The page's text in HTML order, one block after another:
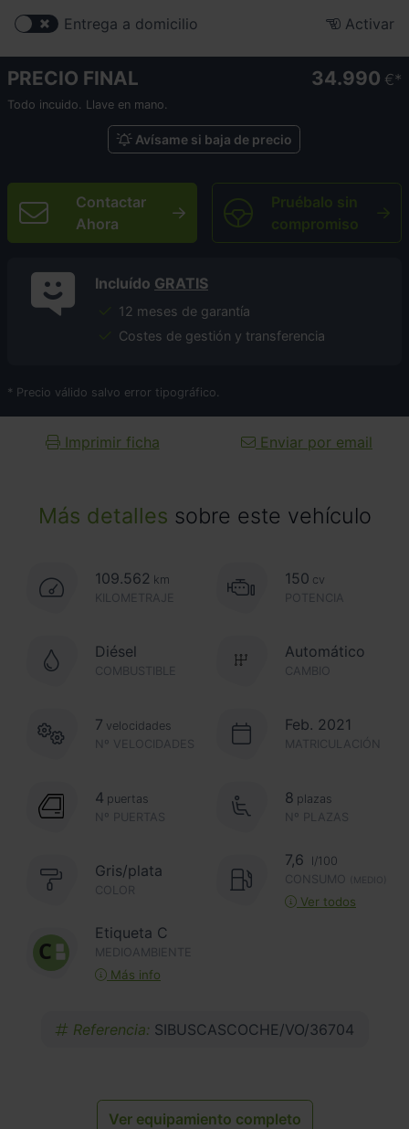
Más detalles sobre este vehículo
109.562 km
KILOMETRAJE
150 cv
POTENCIA
Diésel
COMBUSTIBLE CAMBIO
Automático
Nº VELOCIDADES
7 velocidades Feb. 2021
MATRICULACIÓN
Nº PUERTAS
4 puertas
Nº PLAZAS
8 plazas
Gris/plata
COLOR
7,6
l/100
CONSUMO
(MEDIO)
Ver todos
Etiqueta C
MEDIOAMBIENTE
Más info
Referencia: SIBUSCASCOCHE/VO/36704
Ver equipamiento completo
Entrega a domicilio Activar
PRECIO FINAL 34.990 €
Todo incuido. Llave en mano.
Avísame si baja de precio
Contactar
Ahora
Pruébalo sin
compromiso
Incluído GRATIS
12 meses de garantía
Costes de gestión y transferencia
* Precio válido salvo error tipográfico.
Imprimir ficha Enviar por email